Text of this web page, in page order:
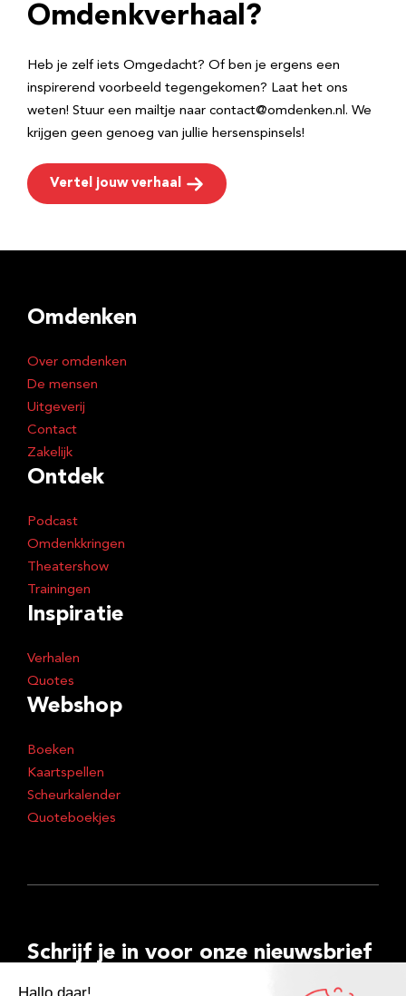
e
Omdenkverhaal?
Heb je zelf iets Omgedacht? Of ben je ergens een
inspirerend voorbeeld tegengekomen? Laat het ons
weten! Stuur een mailtje naar contact@omdenken.nl. We
krijgen geen genoeg van jullie hersenspinsels!
Vertel jouw verhaal
Omdenken
Over omdenken
De mensen
Uitgeverij
Contact
Zakelijk
Ontdek
Podcast
Omdenkkringen
Theatershow
Trainingen
Inspiratie
Verhalen
Quotes
Webshop
Boeken
Kaartspellen
Scheurkalender
Quoteboekjes
Schrijf je in voor onze nieuwsbrief